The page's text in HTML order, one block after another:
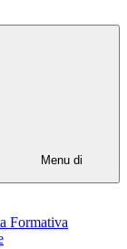
Menu di
Formativa